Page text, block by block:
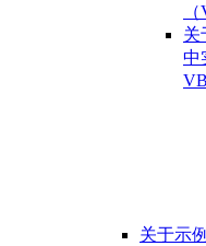
关
中
关于示